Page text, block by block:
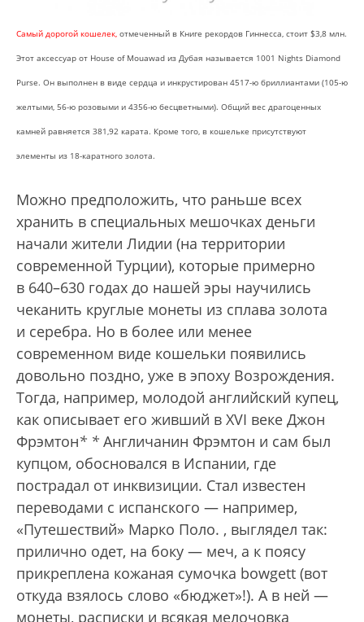
Самый дорогой кошелек, отмеченный в Книге рекордов Гиннесса, стоит $3,8 млн.
Этот аксессуар от House of Mouawad из Дубая называется 1001 Nights Diamond
Purse. Он выполнен в виде сердца и инкрустирован 4517-ю бриллиантами (105-ю
желтыми, 56-ю розовыми и 4356-ю бесцветными). Общий вес драгоценных
камней равняется 381,92 карата. Кроме того, в кошельке присутствуют
элементы из 18-каратного золота.
Можно предположить, что раньше всех
хранить в специальных мешочках деньги
начали жители Лидии (на территории
современной Турции), которые примерно
в 640–630 годах до нашей эры научились
чеканить круглые монеты из сплава золота
и серебра. Но в более или менее
современном виде кошельки появились
довольно поздно, уже в эпоху Возрождения.
Тогда, например, молодой английский купец,
как описывает его живший в XVI веке Джон
Фрэмтон* * Англичанин Фрэмтон и сам был
купцом, обосновался в Испании, где
пострадал от инквизиции. Стал известен
переводами с испанского — например,
«Путешествий» Марко Поло. , выглядел так:
прилично одет, на боку — меч, а к поясу
прикреплена кожаная сумочка bowgett (вот
откуда взялось слово «бюджет»!). А в ней —
монеты, расписки и всякая мелочовка